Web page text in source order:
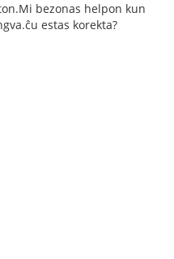
bezonas helpon kun
estas korekta?